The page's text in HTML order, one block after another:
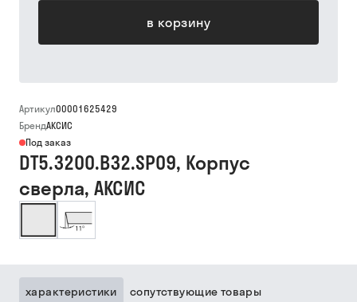
в корзину
Артикул00001625429
БрендАКСИС
Под заказ
DT5.3200.B32.SP09, Корпус
сверла, АКСИС
характеристики сопутствующие товары